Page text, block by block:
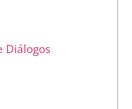
Diálogos